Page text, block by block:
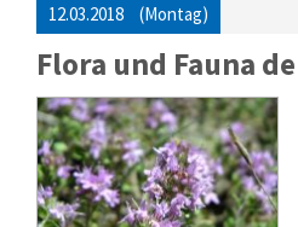
12.03.2018 (Montag)
Flora und Fauna